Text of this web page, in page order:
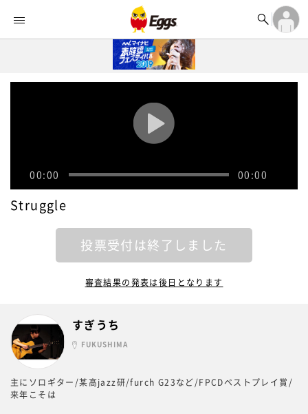


ランキング 
記事 

ログイン
アカウント登録
00:00 00:00
Struggle
投票受付は終了しました
審査結果の発表は後日となります
すぎうち
FUKUSHIMA
主にソロギター/某高jazz研/furch G23など/FPCDベストプレイ賞/
来年こそは